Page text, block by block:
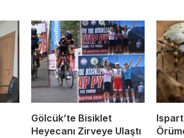
Gölcük’te Bisiklet
Heyecanı Zirveye Ulaştı